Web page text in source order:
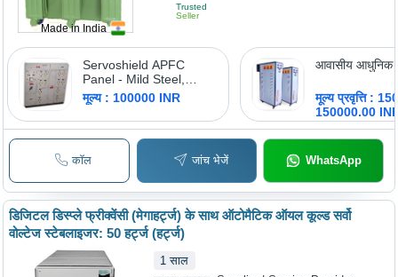
Made in India
Trusted
Seller
Servoshield APFC
Panel - Mild Steel,
Custom Size, Painted
Grey, 100 kVA |
Automatic Three-
Phase, Microprocessor
Protection, Modular
मूल्य : 100000 INR
आवासीय आधुनिक
मूल्य प्रवृत्ति :
150000.00
कॉल जांच भेजें WhatsApp
डिजिटल डिस्प्ले फ्रीक्वेंसी (मेगाहर्ट्ज) के साथ ऑटोमैटिक ऑयल कूल्ड सर्वो
वोल्टेज स्टेबलाइजर: 50 हर्ट्ज (हर्ट्ज)
1 साल